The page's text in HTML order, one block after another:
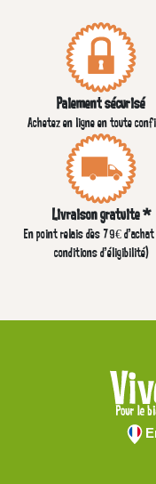
Paiement sécurisé
Achetez en ligne en toute
Livraison gratuite *
En point relais dès 79€ d’achat
conditions d'éligibilité)